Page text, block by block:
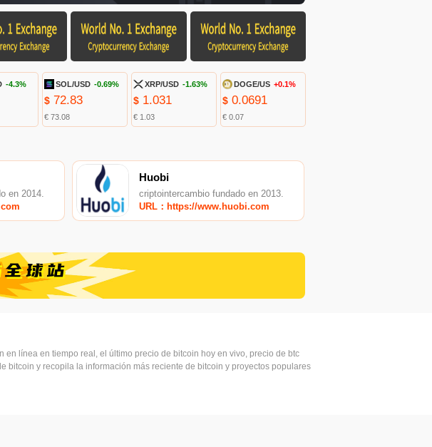
-4.3% SOL/USD -0.69%
$ 72.83
€ 73.08
XRP/USD -1.63%
$ 1.031
€ 1.03
DOGE/US +0.1%
$ 0.0691
€ 0.07
en 2014.
Huobi
criptointercambio fundado en 2013.
URL：https://www.huobi.com
línea en tiempo real, el último precio de bitcoin hoy en vivo, precio de btc
bitcoin y recopila la información más reciente de bitcoin y proyectos populares